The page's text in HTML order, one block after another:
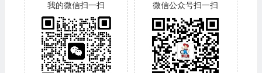
我的微信扫一扫
微信公众号扫一扫